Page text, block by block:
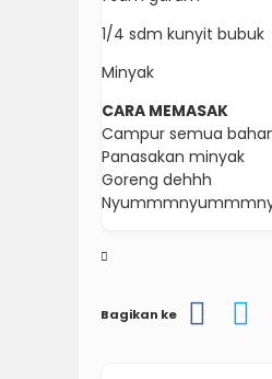
1/4 sdm kunyit bubuk
Minyak
CARA MEMASAK
Campur semua
Panasakan minyak
Goreng dehhh
Bagikan ke